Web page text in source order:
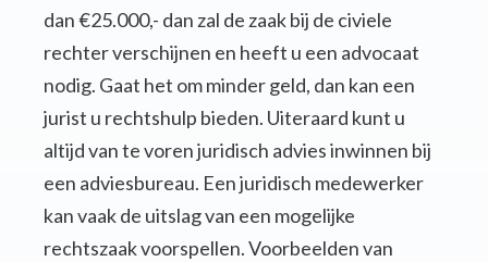
dan €25.000,- dan zal de zaak bij de civiele
rechter verschijnen en heeft u een advocaat
nodig. Gaat het om minder geld, dan kan een
jurist u rechtshulp bieden. Uiteraard kunt u
altijd van te voren juridisch advies inwinnen bij
een adviesbureau. Een juridisch medewerker
kan vaak de uitslag van een mogelijke
rechtszaak voorspellen. Voorbeelden van